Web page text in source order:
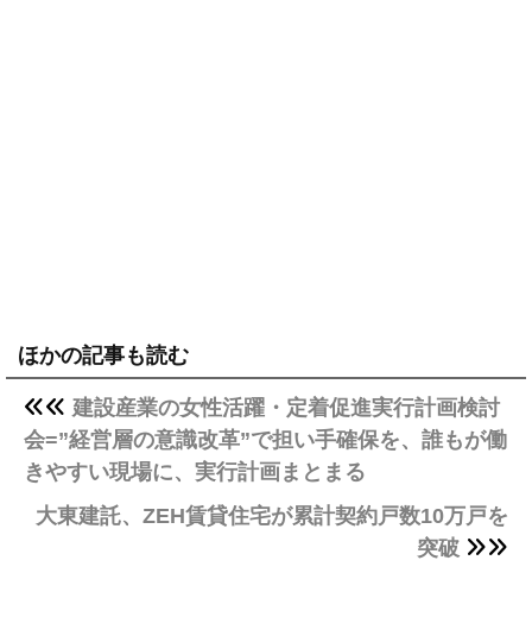
ほかの記事も読む
建設産業の女性活躍・定着促進実行計画検討
会=”経営層の意識改革”で担い手確保を、誰もが働
きやすい現場に、実行計画まとまる
大東建託、ZEH賃貸住宅が累計契約戸数10万戸を
突破